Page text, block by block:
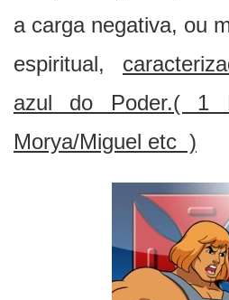
a carga negativa, ou
espiritual,
azul do Poder.( 1
Morya/Miguel etc )